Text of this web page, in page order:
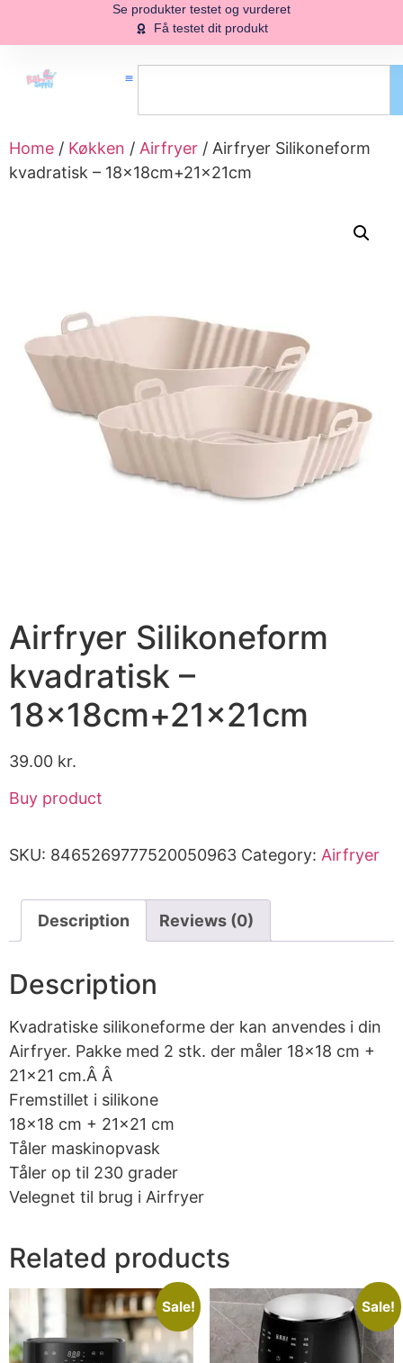
Se produkter testet og vurderet
Få testet dit produkt
Home / Køkken / Airfryer / Airfryer Silikoneform
kvadratisk – 18x18cm+21x21cm
Airfryer Silikoneform
kvadratisk –
18x18cm+21x21cm
39.00 kr.
Buy product
SKU: 8465269777520050963 Category: Airfryer
Description Reviews (0)
Description
Kvadratiske silikoneforme der kan anvendes i din
Airfryer. Pakke med 2 stk. der måler 18×18 cm +
21×21 cm.Â Â
Fremstillet i silikone
18×18 cm + 21×21 cm
Tåler maskinopvask
Tåler op til 230 grader
Velegnet til brug i Airfryer
Related products
Sale! Sale!